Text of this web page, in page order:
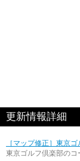
更新情報詳細
［マップ修正］東京
東京ゴルフ倶楽部のコ